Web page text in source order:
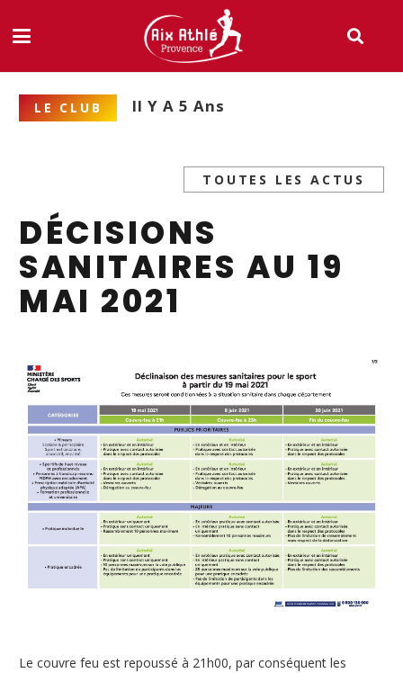
LE CLUB Il Y A 5 Ans
TOUTES LES ACTUS
DÉCISIONS
SANITAIRES AU 19
MAI 2021
Le couvre feu est repoussé à 21h00, par conséquent les